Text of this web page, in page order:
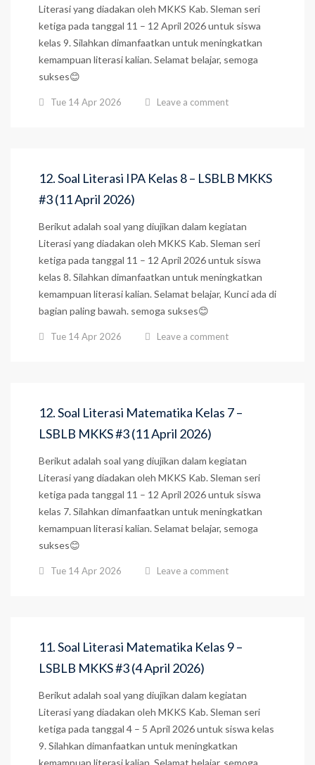
Literasi yang diadakan oleh MKKS Kab. Sleman seri
ketiga pada tanggal 11 – 12 April 2026 untuk siswa
kelas 9. Silahkan dimanfaatkan untuk meningkatkan
kemampuan literasi kalian. Selamat belajar, semoga
sukses😊
Tue 14 Apr 2026 Leave a comment
12. Soal Literasi IPA Kelas 8 – LSBLB MKKS
#3 (11 April 2026)
Berikut adalah soal yang diujikan dalam kegiatan
Literasi yang diadakan oleh MKKS Kab. Sleman seri
ketiga pada tanggal 11 – 12 April 2026 untuk siswa
kelas 8. Silahkan dimanfaatkan untuk meningkatkan
kemampuan literasi kalian. Selamat belajar, Kunci ada di
bagian paling bawah. semoga sukses😊
Tue 14 Apr 2026 Leave a comment
12. Soal Literasi Matematika Kelas 7 –
LSBLB MKKS #3 (11 April 2026)
Berikut adalah soal yang diujikan dalam kegiatan
Literasi yang diadakan oleh MKKS Kab. Sleman seri
ketiga pada tanggal 11 – 12 April 2026 untuk siswa
kelas 7. Silahkan dimanfaatkan untuk meningkatkan
kemampuan literasi kalian. Selamat belajar, semoga
sukses😊
Tue 14 Apr 2026 Leave a comment
11. Soal Literasi Matematika Kelas 9 –
LSBLB MKKS #3 (4 April 2026)
Berikut adalah soal yang diujikan dalam kegiatan
Literasi yang diadakan oleh MKKS Kab. Sleman seri
ketiga pada tanggal 4 – 5 April 2026 untuk siswa kelas
9. Silahkan dimanfaatkan untuk meningkatkan
kemampuan literasi kalian. Selamat belajar, semoga